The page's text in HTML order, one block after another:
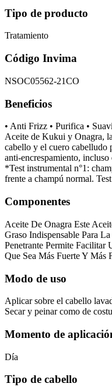
Tipo de producto
Tratamiento
Código Invima
NSOC05562-21CO
Beneficios
• Anti Frizz • Purifica •
Aceite de Kukui y Onagra,
cabello y el cuero cabelludo
anti-encrespamiento,
*Test instrumental n°1:
frente a champú normal.
Componentes
Aceite De Onagra Este
Graso Indispensable Para
Penetrante Permite Facilitar
Que Sea Más Fuerte Y Más
Modo de uso
Aplicar sobre el cabello
Secar y peinar como de
Momento de
Día
Tipo de cabello